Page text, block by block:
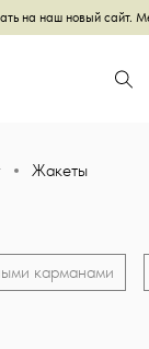
на наш новый сайт.
Поиск
Жакеты
карманами